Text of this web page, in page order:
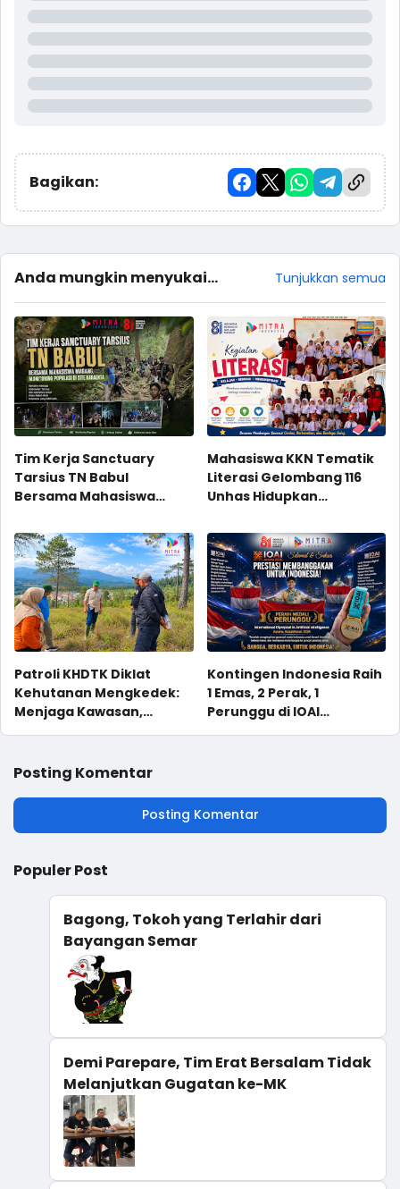
Bagikan:
Anda mungkin menyukai
postingan ini
Tunjukkan semua
Tim Kerja Sanctuary
Tarsius TN Babul
Bersama Mahasiswa
Populasi di Site Karaenta
Mahasiswa KKN Tematik
Literasi Gelombang 116
Unhas Hidupkan
Melalui Program NYALA di
UPT SD Negeri 36 Tonasa
Parappa
Patroli KHDTK Diklat
Kehutanan Mengkedek:
Menjaga Kawasan,
Kontingen Indonesia Raih
1 Emas, 2 Perak, 1
Perunggu di IOAI
Posting Komentar
Posting Komentar
Populer Post
Bagong, Tokoh yang Terlahir dari
Bayangan Semar
Demi Parepare, Tim Erat Bersalam Tidak
Melanjutkan Gugatan ke-MK